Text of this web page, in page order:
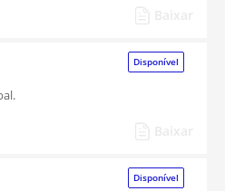
Disponível
Disponível